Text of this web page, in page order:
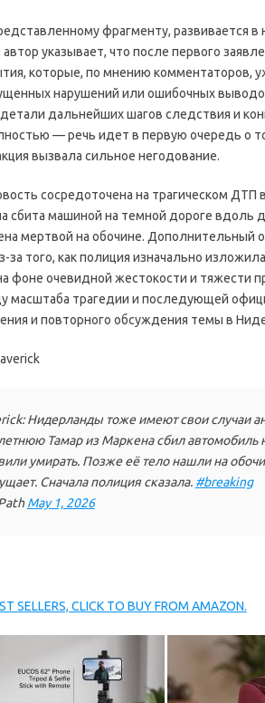
фрагменту, развивается в
автор указывает, что после первого
которые, по мнению комментаторов,
нарушений или ошибочных
дальнейших шагов следствия и
— речь идет в первую очередь о
вызвала сильное негодование.
сосредоточена на трагическом ДТП
сбита машиной на темной дороге вдоль
мертвой на обочине. Дополнительный
за того, как полиция изначально
фоне очевидной жестокости и тяжести
масштаба трагедии и последующей
и повторного обсуждения темы в
Нидерланды тоже имеют свои случаи
Тамар из Маркена сбил автомобиль
умирать. Позже её тело нашли на
Сначала полиция сказала. #breaking
May 1, 2026
SELLERS, CLICK TO BUY FROM AMAZON.